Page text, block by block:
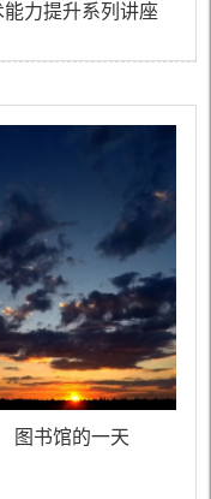
能力提升系列讲座
图书馆的一天